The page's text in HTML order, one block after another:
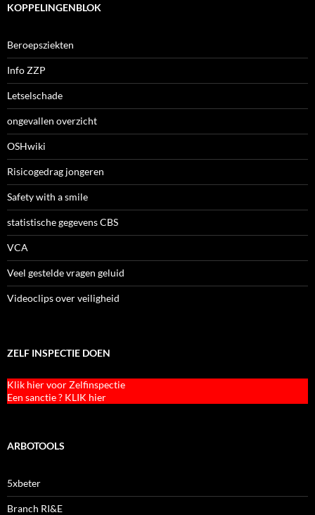
KOPPELINGENBLOK
Beroepsziekten
Info ZZP
Letselschade
ongevallen overzicht
OSHwiki
Risicogedrag jongeren
Safety with a smile
statistische gegevens CBS
VCA
Veel gestelde vragen geluid
Videoclips over veiligheid
ZELF INSPECTIE DOEN
Klik hier voor Zelfinspectie
Een sanctie ? KLIK hier
ARBOTOOLS
5xbeter
Branch RI&E